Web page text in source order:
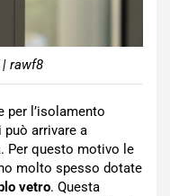
rawf8
per l’isolamento
arrivare a
Per questo motivo le
molto spesso dotate
vetro. Questa